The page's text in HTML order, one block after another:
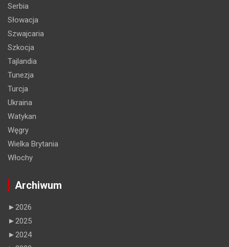
Serbia
Słowacja
Szwajcaria
Szkocja
Tajlandia
Tunezja
Turcja
Ukraina
Watykan
Węgry
Wielka Brytania
Włochy
Archiwum
►2026
►2025
►2024